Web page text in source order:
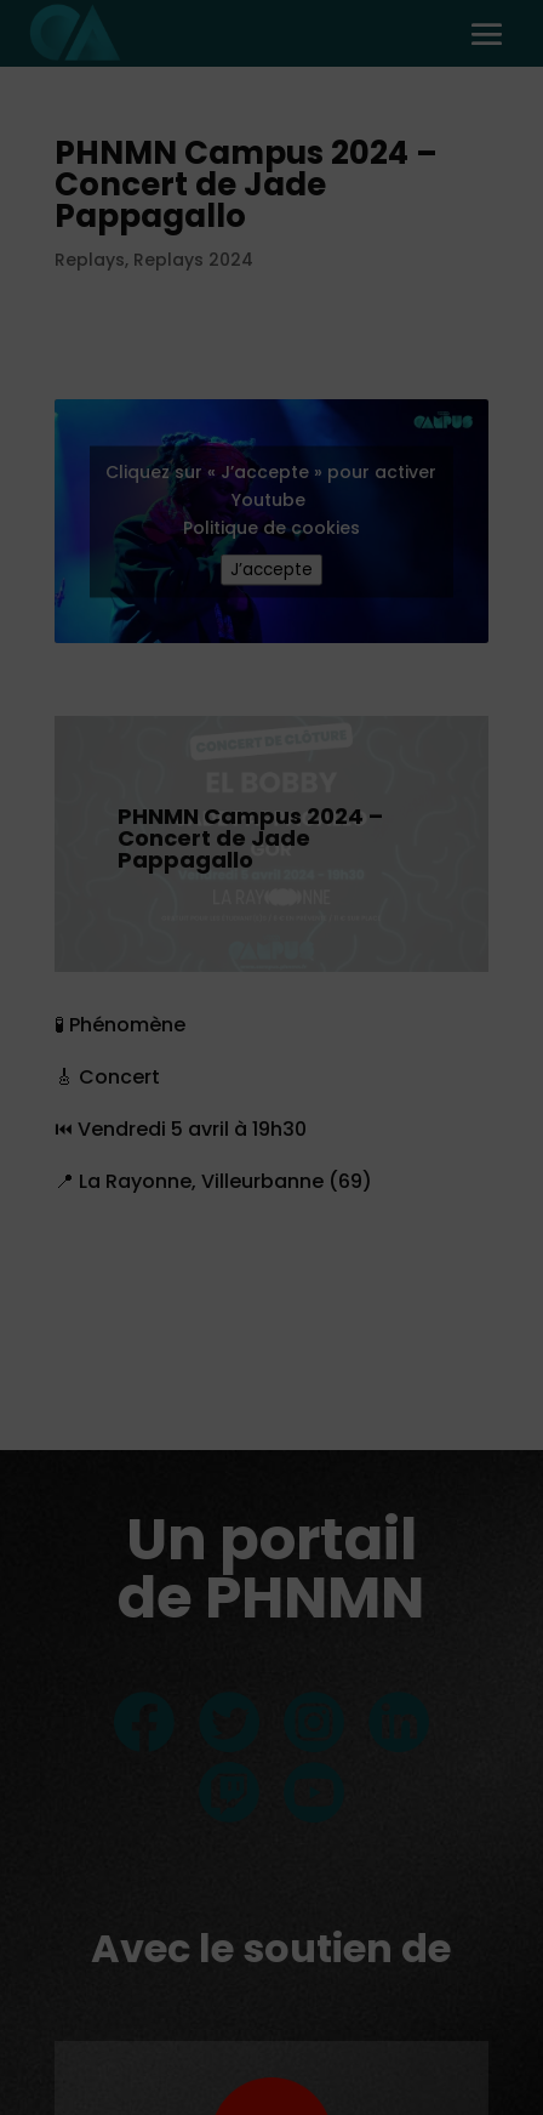
PHNMN Campus 2024 –
Concert de Jade
Pappagallo
Replays, Replays 2024
Cliquez sur « J’accepte » pour activer
Youtube
Politique de cookies
J’accepte
PHNMN Campus 2024 –
Concert de Jade
Pappagallo
🧪 Phénomène
🎸 Concert
⏮ Vendredi 5 avril à 19h30
📍 La Rayonne, Villeurbanne (69)
Un portail
de PHNMN
Avec le soutien de